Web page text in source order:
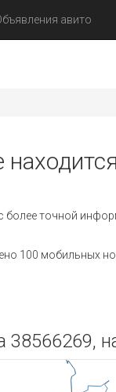
авито
точной
100 мобильных